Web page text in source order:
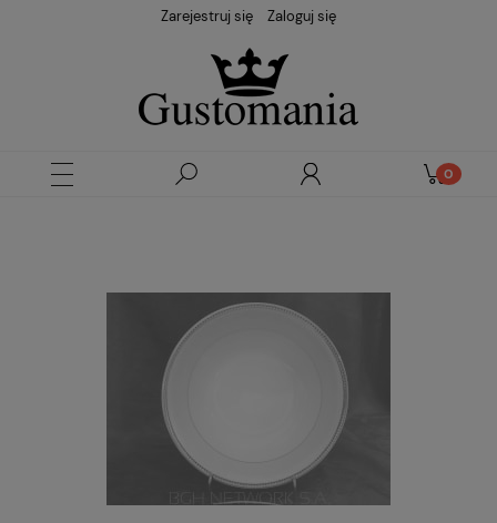
Zarejestruj się Zaloguj się